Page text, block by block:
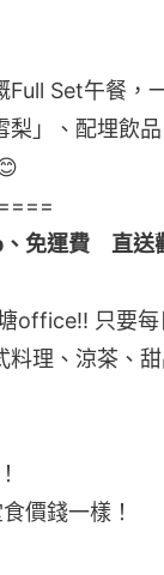
Set午餐，
梨」、配埋飲
、免運費　直
office‼ 只要
理、涼茶、
價錢一樣！